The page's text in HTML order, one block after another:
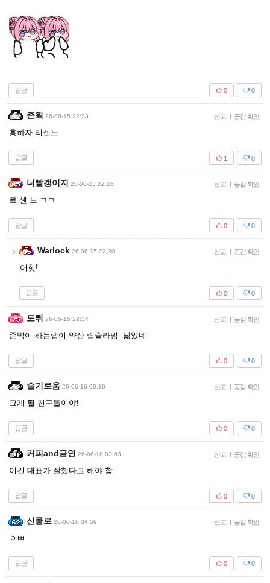
답글 0
0
존윅 26-06-15 22:23 신고 | 공감 확인
흥하자 리센느
답글 0
1
너빨갱이지 26-06-15 22:28 신고 | 공감 확인
르 센 느 ㅋㅋ
답글 0
0
Warlock 26-06-15 22:30 신고 | 공감 확인
어헛!
답글 0
0
도뤼 26-06-15 22:34 신고 | 공감 확인
존박이 하는랩이 약산 립슬라임 닮았네
답글 0
0
슬기로움 26-06-16 00:16 신고 | 공감 확인
크게 될 친구들이야!
답글 0
0
커피and금연 26-06-16 03:03 신고 | 공감 확인
이건 대표가 잘했다고 해야 함
답글 0
0
신콜로 26-06-16 04:59 신고 | 공감 확인
ㅇㅃ
답글 0
0